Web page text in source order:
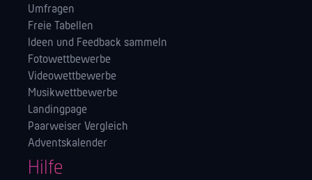
Umfragen
Freie Tabellen
Ideen und Feedback sammeln
Fotowettbewerbe
Videowettbewerbe
Musikwettbewerbe
Landingpage
Paarweiser Vergleich
Adventskalender
Hilfe